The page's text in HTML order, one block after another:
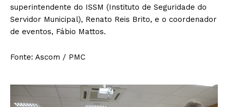
superintendente do ISSM (Instituto de Seguridade do
Servidor Municipal), Renato Reis Brito, e o coordenador
de eventos, Fábio Mattos.
Fonte: Ascom / PMC